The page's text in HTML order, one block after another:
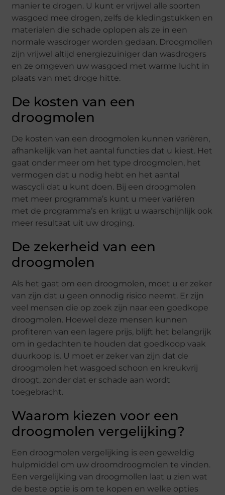
manier te drogen. U kunt er vrijwel alle soorten
wasgoed mee drogen, zelfs de kledingstukken en
materialen die schade oplopen als ze in een
normale wasdroger worden gedaan. Droogmollen
zijn vrijwel altijd energiezuiniger dan wasdrogers
en ze omgeven uw wasgoed met warme lucht in
plaats van met droge hitte.
De kosten van een
droogmolen
De kosten van een droogmolen kunnen variëren,
afhankelijk van het aantal functies dat u kiest. Het
gaat onder meer om het type droogmolen, het
vermogen dat u nodig hebt en het aantal
wascycli dat u kunt doen. Bij een droogmolen
met meer programma’s kunt u meer variëren
met de programma’s en krijgt u waarschijnlijk ook
meer resultaat uit uw droging.
De zekerheid van een
droogmolen
Als het gaat om een droogmolen, moet u er zeker
van zijn dat u geen onnodig risico neemt. Er zijn
veel mensen die op zoek zijn naar een goedkope
droogmolen. Hoewel deze mensen kunnen
profiteren van een lagere prijs, blijft het belangrijk
om in gedachten te houden dat goedkoop vaak
duurkoop is. U moet er zeker van zijn dat de
droogmolen het wasgoed schoon en kreukvrij
droogt, zonder dat er schade aan wordt
toegebracht.
Waarom kiezen voor een
droogmolen vergelijking?
Een droogmolen vergelijking is een geweldig
hulpmiddel om uw droomdroogmolen te vinden.
Een vergelijking van droogmollen laat u zien wat
de beste optie is om te kopen en welke opties